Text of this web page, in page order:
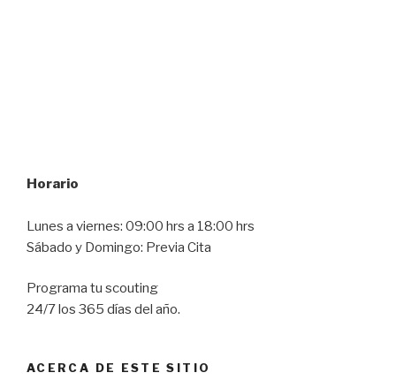
Horario
Lunes a viernes: 09:00 hrs a 18:00 hrs
Sábado y Domingo: Previa Cita
Programa tu scouting
24/7 los 365 días del año.
ACERCA DE ESTE SITIO